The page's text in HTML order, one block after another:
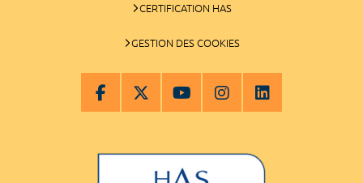
CERTIFICATION HAS
GESTION DES COOKIES